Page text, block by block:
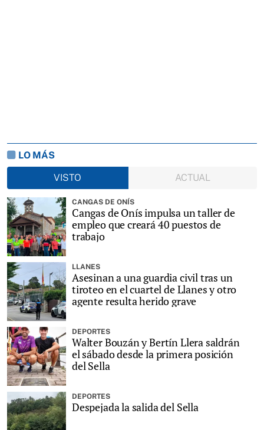
LO MÁS
VISTO
ACTUAL
CANGAS DE ONÍS
Cangas de Onís impulsa un taller de
empleo que creará 40 puestos de
trabajo
LLANES
Asesinan a una guardia civil tras un
tiroteo en el cuartel de Llanes y otro
agente resulta herido grave
DEPORTES
Walter Bouzán y Bertín Llera saldrán
el sábado desde la primera posición
del Sella
DEPORTES
Despejada la salida del Sella